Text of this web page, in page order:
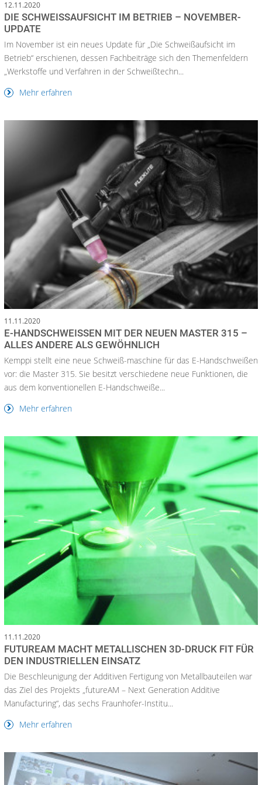
12.11.2020
DIE SCHWEISSAUFSICHT IM BETRIEB – NOVEMBER-U
PDATE
Im November ist ein neues Update für „Die Schweißaufsicht im
Betrieb“ erschienen, dessen Fachbeiträge sich den Themenfeldern
„Werkstoffe und Verfahren in der Schweißtechn...
Mehr erfahren
11.11.2020
E-HANDSCHWEISSEN MIT DER NEUEN MASTER 315 – A
LLES ANDERE ALS GEWÖHNLICH
Kemppi stellt eine neue Schweiß-maschine für das E-Handschweißen
vor: die Master 315. Sie besitzt verschiedene neue Funktionen, die
aus dem konventionellen E-Handschweiße...
Mehr erfahren
11.11.2020
FUTUREAM MACHT METALLISCHEN 3D-DRUCK FIT FÜR
DEN INDUSTRIELLEN EINSATZ
Die Beschleunigung der Additiven Fertigung von Metallbauteilen war
das Ziel des Projekts „futureAM – Next Generation Additive
Manufacturing“, das sechs Fraunhofer-Institu...
Mehr erfahren